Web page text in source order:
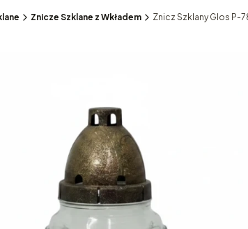
Znicze Szklane z Wkładem Znicz Szklany Glos P-